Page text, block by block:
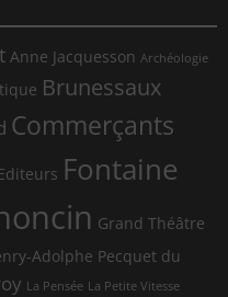
Anne Jacquesson Archéologie
Brunessaux
Commerçants
Fontaine
Grand Théâtre
Adolphe Pecquet du
La Pensée La Petite Vitesse